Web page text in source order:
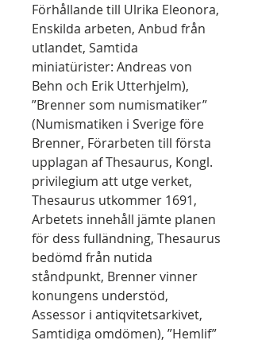
Förhållande till Ulrika Eleonora,
Enskilda arbeten, Anbud från
utlandet, Samtida
miniatürister: Andreas von
Behn och Erik Utterhjelm),
”Brenner som numismatiker”
(Numismatiken i Sverige före
Brenner, Förarbeten till första
upplagan af Thesaurus, Kongl.
privilegium att utge verket,
Thesaurus utkommer 1691,
Arbetets innehåll jämte planen
för dess fulländning, Thesaurus
bedömd från nutida
ståndpunkt, Brenner vinner
konungens understöd,
Assessor i antiqvitetsarkivet,
Samtidiga omdömen), ”Hemlif”